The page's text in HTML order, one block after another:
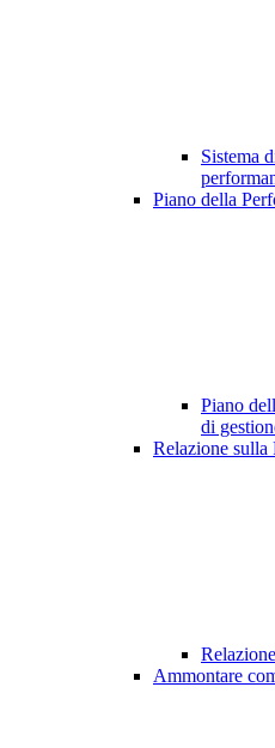
Sistema
Piano della
Piano
di
Relazione sulla
Ammontare